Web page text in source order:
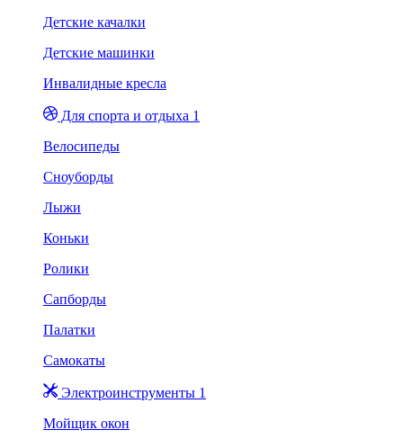
Детские качалки
Детские машинки
Инвалидные кресла
Для спорта и отдыха 1
Велосипеды
Сноуборды
Лыжи
Коньки
Ролики
Сапборды
Палатки
Самокаты
Электроинструменты 1
Мойщик окон